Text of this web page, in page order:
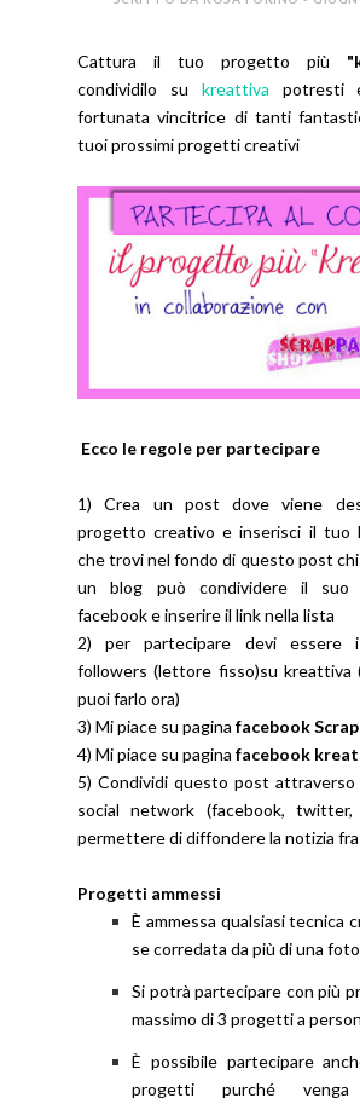
Cattura il tuo progetto più
condividilo su kreattiva
potresti
fortunata vincitrice di tanti
tuoi prossimi progetti creativi
Ecco le regole per partecipare
1) Crea un post dove viene
progetto creativo e inserisci il tuo
che trovi nel fondo di questo post
un blog può condividere il suo
facebook e inserire il link nella lista
2) per partecipare devi essere
followers (lettore fisso)su kreattiva
puoi farlo ora)
3) Mi piace su pagina facebook
4) Mi piace su pagina facebook
5) Condividi questo post
social network (facebook,
permettere di diffondere la notizia fra
Progetti ammessi
È ammessa qualsiasi tecnica
se corredata da più di una foto
Si potrà partecipare con più
massimo di 3 progetti a
È possibile partecipare
progetti purché